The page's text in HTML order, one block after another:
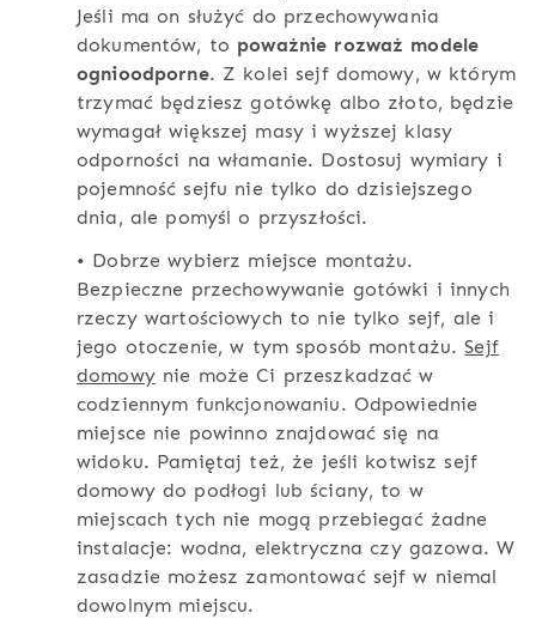
Jeśli ma on służyć do przechowywania
dokumentów, to poważnie rozważ modele
ognioodporne. Z kolei sejf domowy, w którym
trzymać będziesz gotówkę albo złoto, będzie
wymagał większej masy i wyższej klasy
odporności na włamanie. Dostosuj wymiary i
pojemność sejfu nie tylko do dzisiejszego
dnia, ale pomyśl o przyszłości.
• Dobrze wybierz miejsce montażu.
Bezpieczne przechowywanie gotówki i innych
rzeczy wartościowych to nie tylko sejf, ale i
jego otoczenie, w tym sposób montażu.Sejf
domowynie może Ci przeszkadzać w
codziennym funkcjonowaniu. Odpowiednie
miejsce nie powinno znajdować się na
widoku. Pamiętaj też, że jeśli kotwisz sejf
domowy do podłogi lub ściany, to w
miejscach tych nie mogą przebiegać żadne
instalacje: wodna, elektryczna czy gazowa. W
zasadzie możesz zamontować sejf w niemal
dowolnym miejscu.